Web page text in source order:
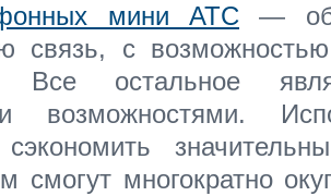
мини АТС —
связь, с
Все остальное
возможностями.
сэкономить
смогут многократно